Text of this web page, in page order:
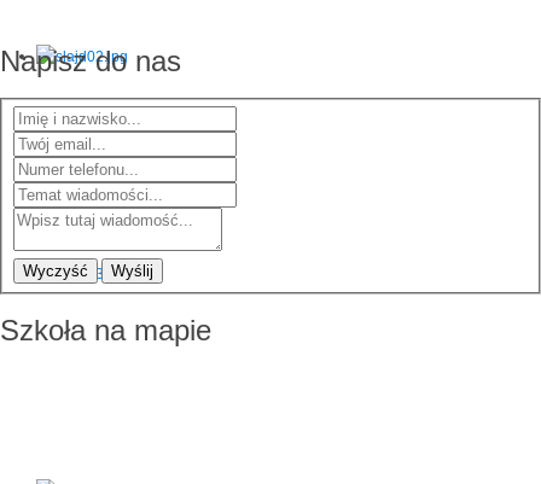
Napisz do nas
Wyczyść Wyślij
Szkoła na mapie